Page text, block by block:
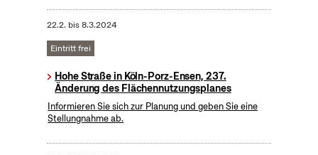
22.2. bis8.3.2024
Eintritt frei
Hohe Straße in Köln-Porz-Ensen, 237.
Änderung des Flächennutzungsplanes
Informieren Sie sich zur Planung und geben Sie eine
Stellungnahme ab.